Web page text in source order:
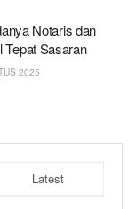
Notaris dan
Tepat Sasaran
2025
Latest